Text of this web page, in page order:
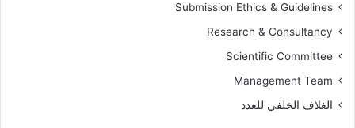
Submission Ethics & Guidelines
Research & Consultancy
Scientific Committee
Management Team
الغلاف الخلفي للعدد